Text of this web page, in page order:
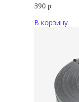
390 р
В корзину